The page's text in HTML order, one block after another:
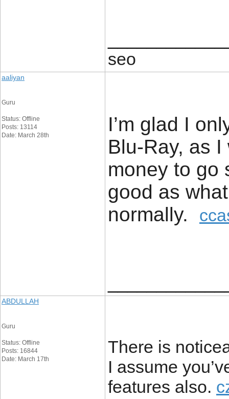
seo
aaliyan
Guru
Status: Offline
Posts: 13114
Date: March 28th
I’m glad I
Blu-Ray, as
money to go
good as
normally.
ABDULLAH
Guru
Status: Offline
Posts: 16844
Date: March 17th
There is
I assume
features also.